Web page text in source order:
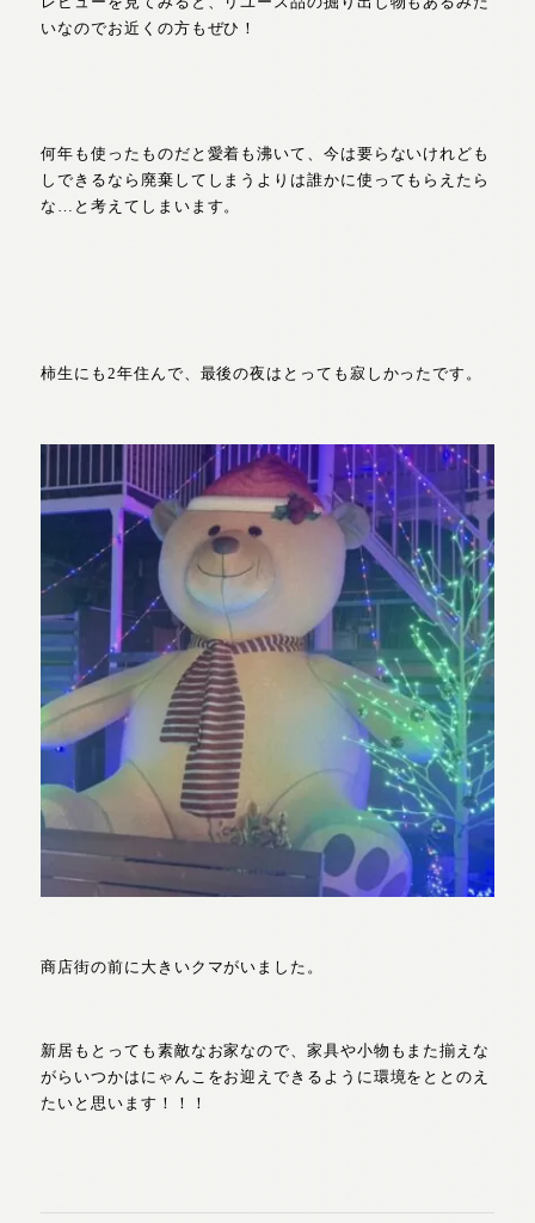
いなのでお近くの方もぜひ！
何年も使ったものだと愛着も沸いて、今は要らないけれども
しできるなら廃棄してしまうよりは誰かに使ってもらえたら
な…と考えてしまいます。
柿生にも2年住んで、最後の夜はとっても寂しかったです。
商店街の前に大きいクマがいました。
新居もとっても素敵なお家なので、家具や小物もまた揃えな
がらいつかはにゃんこをお迎えできるように環境をととのえ
たいと思います！！！